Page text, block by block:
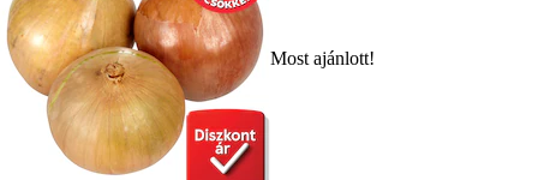
Most ajánlott!